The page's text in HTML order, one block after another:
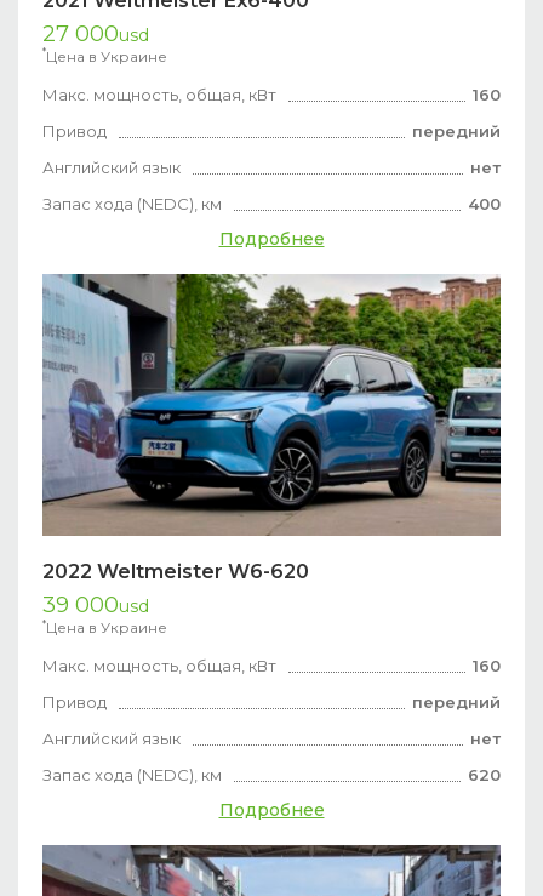
27 000usd
*Цена в Украине
Макс. мощность, общая, кВт
160
Привод
передний
Английский язык
нет
Запас хода (NEDC), км
400
Подробнее
2022 Weltmeister W6-620
39 000usd
*Цена в Украине
Макс. мощность, общая, кВт
160
Привод
передний
Английский язык
нет
Запас хода (NEDC), км
620
Подробнее